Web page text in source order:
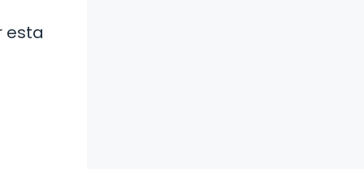
esta